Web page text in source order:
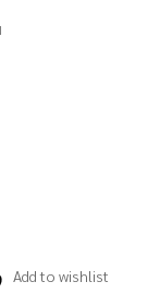
Add to wishlist